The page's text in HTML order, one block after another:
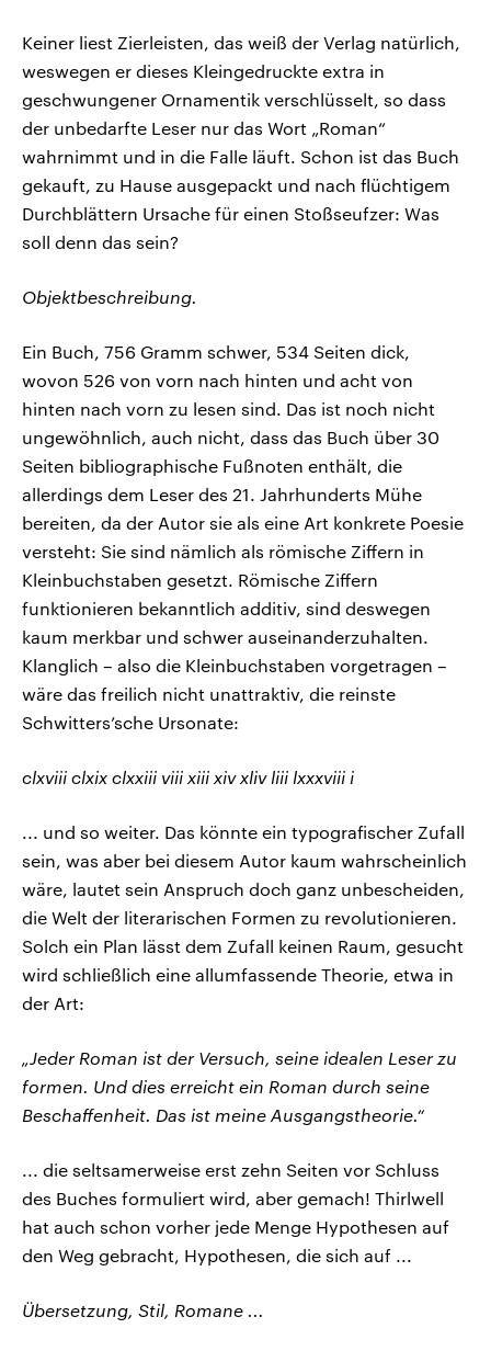
Keiner liest Zierleisten, das weiß der Verlag natürlich,
weswegen er dieses Kleingedruckte extra in
geschwungener Ornamentik verschlüsselt, so dass
der unbedarfte Leser nur das Wort „Roman“
wahrnimmt und in die Falle läuft. Schon ist das Buch
gekauft, zu Hause ausgepackt und nach flüchtigem
Durchblättern Ursache für einen Stoßseufzer: Was
soll denn das sein?
Objektbeschreibung.
Ein Buch, 756 Gramm schwer, 534 Seiten dick,
wovon 526 von vorn nach hinten und acht von
hinten nach vorn zu lesen sind. Das ist noch nicht
ungewöhnlich, auch nicht, dass das Buch über 30
Seiten bibliographische Fußnoten enthält, die
allerdings dem Leser des 21. Jahrhunderts Mühe
bereiten, da der Autor sie als eine Art konkrete Poesie
versteht: Sie sind nämlich als römische Ziffern in
Kleinbuchstaben gesetzt. Römische Ziffern
funktionieren bekanntlich additiv, sind deswegen
kaum merkbar und schwer auseinanderzuhalten.
Klanglich – also die Kleinbuchstaben vorgetragen –
wäre das freilich nicht unattraktiv, die reinste
Schwitters’sche Ursonate:
clxviii clxix clxxiii viii xiii xiv xliv liii lxxxviii i
... und so weiter. Das könnte ein typografischer Zufall
sein, was aber bei diesem Autor kaum wahrscheinlich
wäre, lautet sein Anspruch doch ganz unbescheiden,
die Welt der literarischen Formen zu revolutionieren.
Solch ein Plan lässt dem Zufall keinen Raum, gesucht
wird schließlich eine allumfassende Theorie, etwa in
der Art:
„Jeder Roman ist der Versuch, seine idealen Leser zu
formen. Und dies erreicht ein Roman durch seine
Beschaffenheit. Das ist meine Ausgangstheorie.“
... die seltsamerweise erst zehn Seiten vor Schluss
des Buches formuliert wird, aber gemach! Thirlwell
hat auch schon vorher jede Menge Hypothesen auf
den Weg gebracht, Hypothesen, die sich auf ...
Übersetzung, Stil, Romane ...